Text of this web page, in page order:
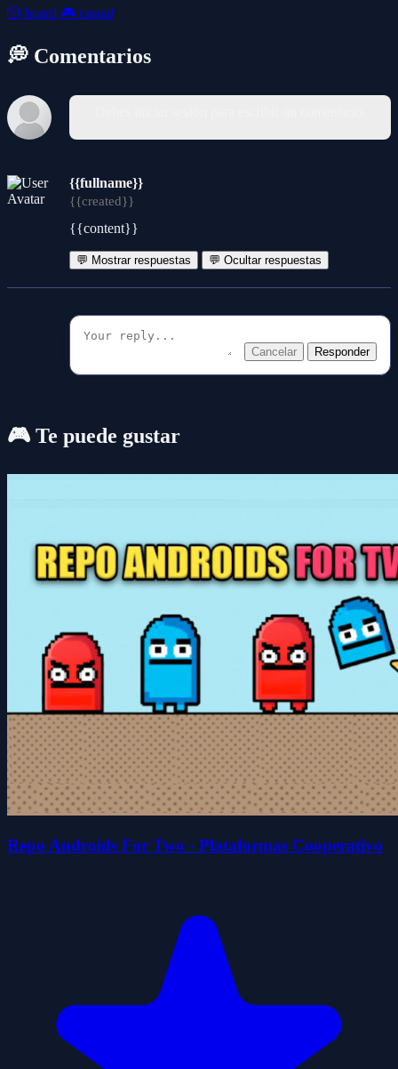
🎲 board 🎮 casual
💭 Comentarios
{{fullname}}
{{created}}
{{content}}
💬 Mostrar respuestas 💬 Ocultar respuestas
Cancelar Responder
🎮 Te puede gustar
Repo Androids For Two - Plataformas Cooperativo